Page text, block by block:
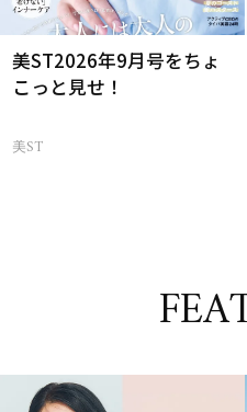
美ST2026年9月号をちょ
こっと見せ！
美ST